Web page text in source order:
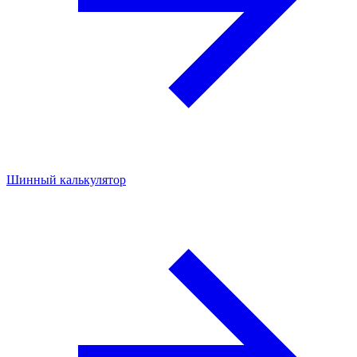
Шинный калькулятор